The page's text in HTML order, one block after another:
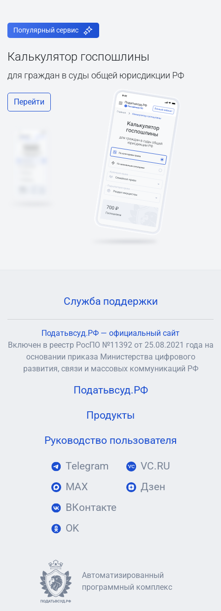
Популярный сервис
Калькулятор госпошлины
для граждан в суды общей юрисдикции РФ
Перейти
Служба поддержки
Податьвсуд.РФ — официальный сайт
Включен в реестр РосПО №11392 от 25.08.2021 года на
основании приказа Министерства цифрового
развития, связи и массовых коммуникаций РФ
Податьвсуд.РФ
Продукты
Руководство пользователя
Telegram
MAX
ВКонтакте
OK
VC.RU
Дзен
Автоматизированный
программный комплекс